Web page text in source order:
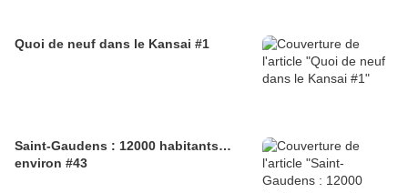
Quoi de neuf dans le Kansai #1
Saint-Gaudens : 12000 habitants…
environ #43